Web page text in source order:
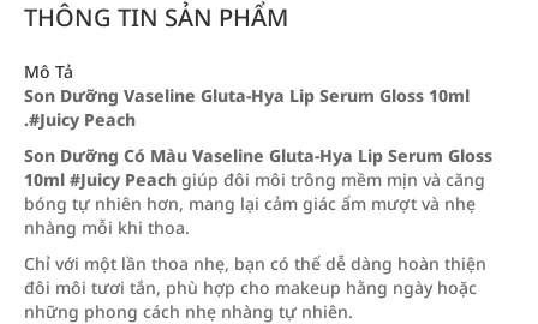
THÔNG TIN SẢN PHẨM
Mô Tả
Son Dưỡng Vaseline Gluta-Hya Lip Serum Gloss 10ml
.#Juicy Peach
Son Dưỡng Có Màu Vaseline Gluta-Hya Lip Serum Gloss
10ml #Juicy Peach giúp đôi môi trông mềm mịn và căng
bóng tự nhiên hơn, mang lại cảm giác ẩm mượt và nhẹ
nhàng mỗi khi thoa.
Chỉ với một lần thoa nhẹ, bạn có thể dễ dàng hoàn thiện
đôi môi tươi tắn, phù hợp cho makeup hằng ngày hoặc
những phong cách nhẹ nhàng tự nhiên.